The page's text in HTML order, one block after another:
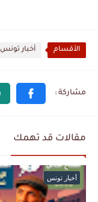
الأقسام أخبار تونس
مقالات قد تهمك
أخبار تونس